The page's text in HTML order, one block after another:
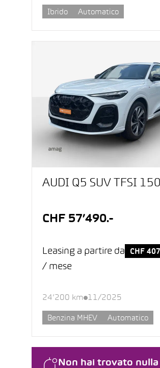
Non hai trovato nulla
Ibrido Automatico
AUDI Q5 SUV TFSI
CHF 57’490.-
Leasing a partire da CHF
/ mese
24’200 km 11/2025
Benzina MHEV Automatico